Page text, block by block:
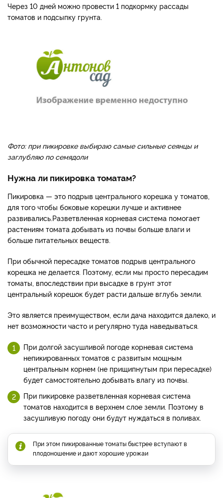
Через 10 дней можно провести 1 подкормку рассады
томатов и подсыпку грунта.
Фото: при пикировке выбираю самые сильные сеянцы и
заглубляю по семядоли
Нужна ли пикировка томатам?
Пикировка — это подрыв центрального корешка у томатов,
для того чтобы боковые корешки лучше и активнее
развивались.Разветвленная корневая система помогает
растениям томата добывать из почвы больше влаги и
больше питательных веществ.
При обычной пересадке томатов подрыв центрального
корешка не делается. Поэтому, если мы просто пересадим
томаты, впоследствии при высадке в грунт этот
центральный корешок будет расти дальше вглубь земли.
Это является преимуществом, если дача находится далеко, и
нет возможности часто и регулярно туда наведываться.
При долгой засушливой погоде корневая система
непикированных томатов с развитым мощным
центральным корнем (не прищипнутым при пересадке)
будет самостоятельно добывать влагу из почвы.
При пикировке разветвленная корневая система
томатов находится в верхнем слое земли. Поэтому в
засушливую погоду они будут нуждаться в поливах.
При этом пикированные томаты быстрее вступают в
плодоношение и дают хорошие урожаи